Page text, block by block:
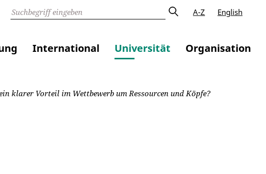
A-Z English
International Universität Organisation
Vorteil im Wettbewerb um Ressourcen und Köpfe?